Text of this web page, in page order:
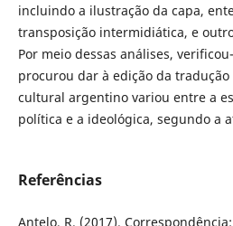
incluindo a ilustração da capa,
transposição intermidiática, e
Por meio dessas análises,
procurou dar à edição da
cultural argentino variou entre a
política e a ideológica, segundo a
Referências
Antelo, R. (2017).